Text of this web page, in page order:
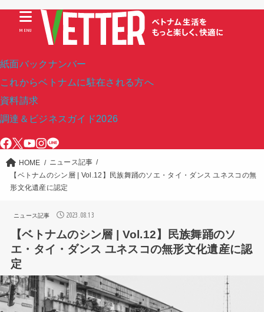
紙面バックナンバー
これからベトナムに駐在される方へ
資料請求
調達＆ビジネスガイド2026
MENU
HOME
ニュース記事
【ベトナムのシン層 | Vol.12】民族舞踊のソエ・タイ・ダンス ユネスコの無
形文化遺産に認定
ニュース記事 2023.08.13
【ベトナムのシン層 | Vol.12】民族舞踊のソ
エ・タイ・ダンス ユネスコの無形文化遺産に認
定